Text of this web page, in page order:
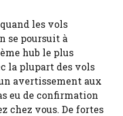
les vols
se poursuit à
hub le plus
la plupart des vols
avertissement aux
eu de confirmation
chez vous. De fortes